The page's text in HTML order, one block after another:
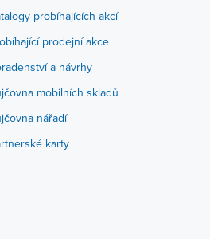
probíhajících akcí
prodejní akce
a návrhy
mobilních skladů
nářadí
karty